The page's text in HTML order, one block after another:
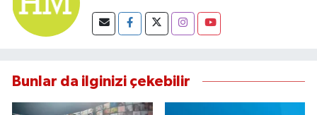
Bunlar da ilginizi çekebilir